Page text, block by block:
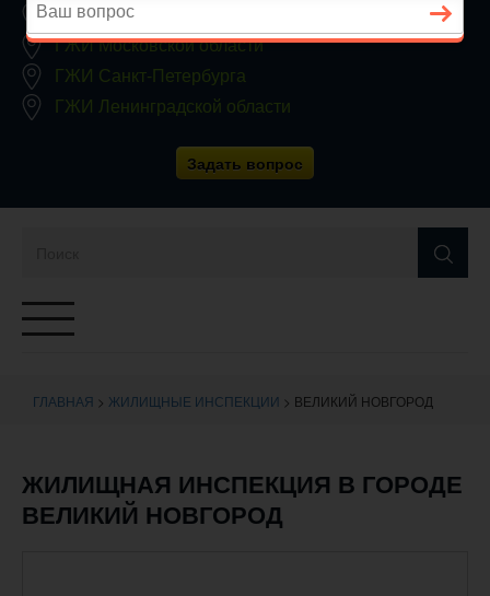
ГЖИ Москвы
ГЖИ Московской области
ГЖИ Санкт-Петербурга
ГЖИ Ленинградской области
Задать вопрос
Переключатель
ГЛАВНАЯ > ЖИЛИЩНЫЕ ИНСПЕКЦИИ > ВЕЛИКИЙ НОВГОРОД
ЖИЛИЩНАЯ ИНСПЕКЦИЯ В ГОРОДЕ
ВЕЛИКИЙ НОВГОРОД